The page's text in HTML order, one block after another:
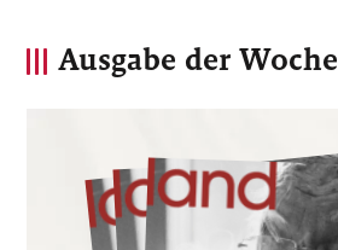
Ausgabe der Woche